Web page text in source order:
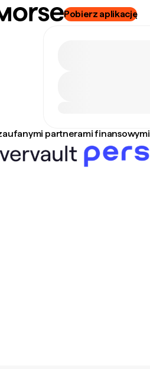
Pobierz aplikację
partnerami finansowymi